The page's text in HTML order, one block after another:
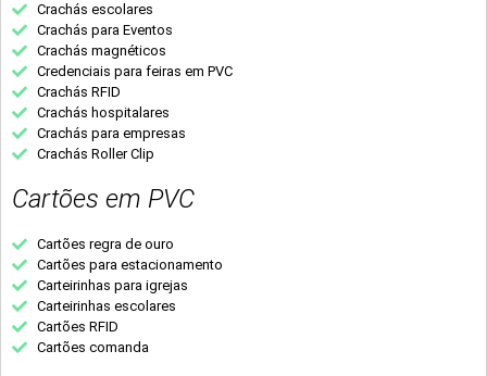
Crachás escolares
Crachás para Eventos
Crachás magnéticos
Credenciais para feiras em PVC
Crachás RFID
Crachás hospitalares
Crachás para empresas
Crachás Roller Clip
Cartões em PVC
Cartões regra de ouro
Cartões para estacionamento
Carteirinhas para igrejas
Carteirinhas escolares
Cartões RFID
Cartões comanda